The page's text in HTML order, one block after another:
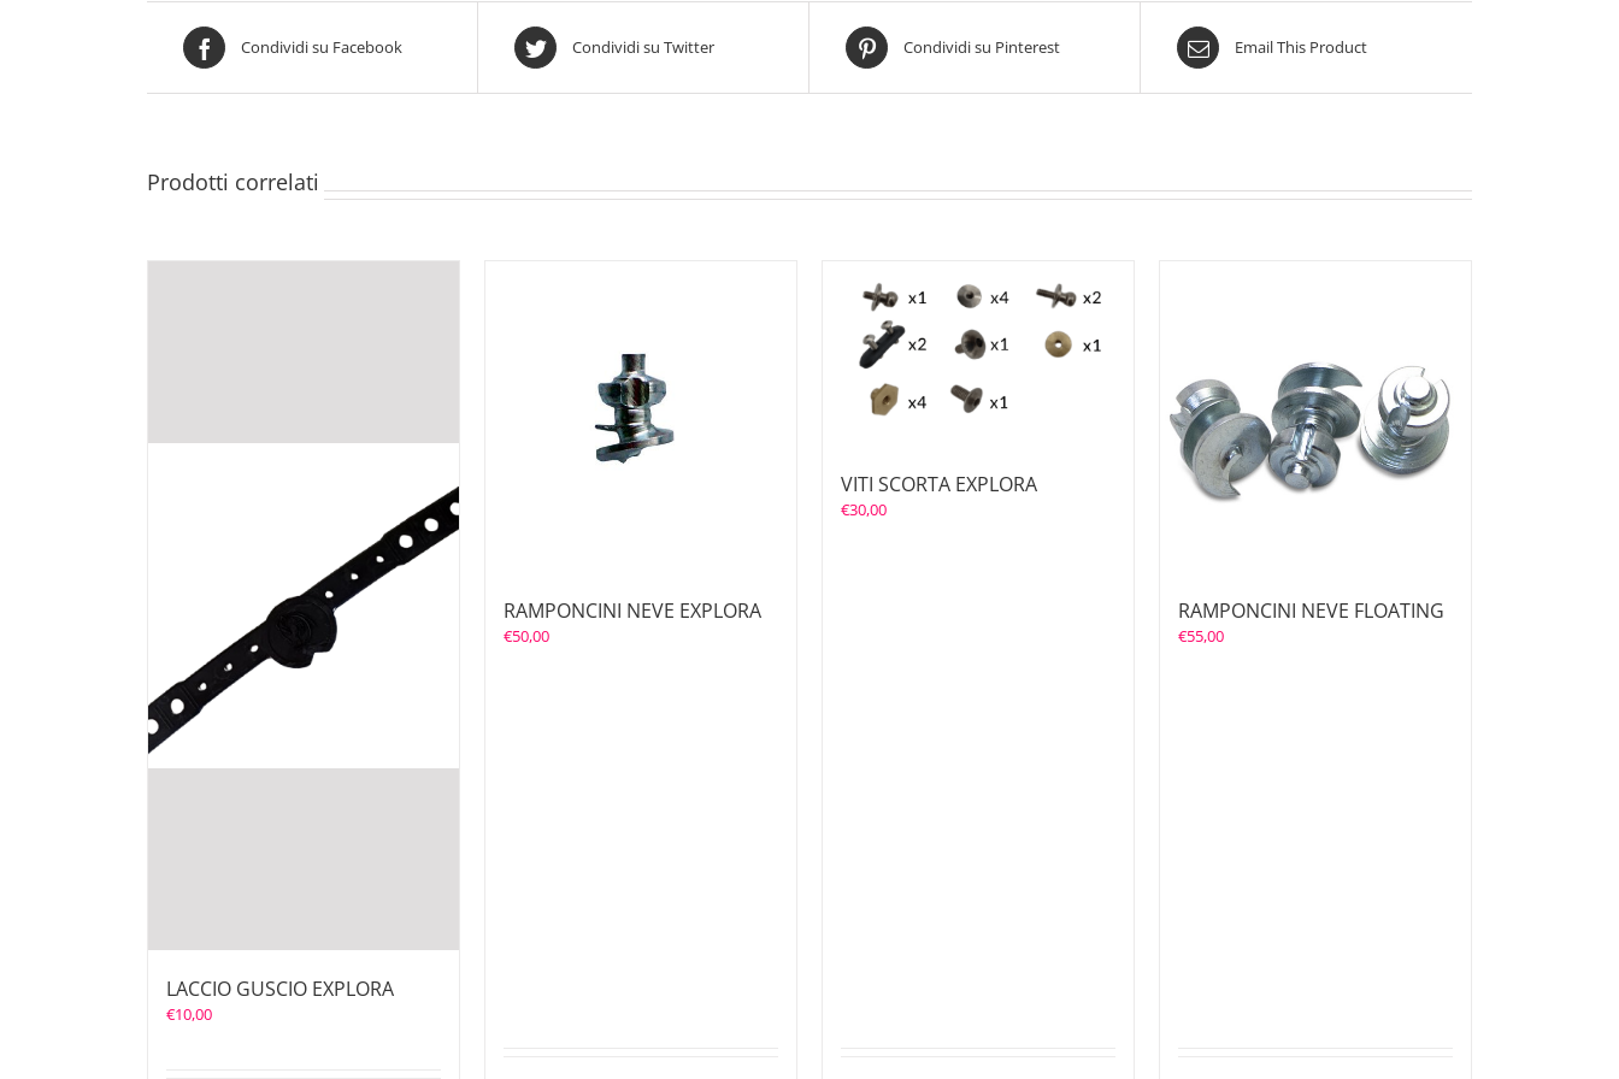
Condividi su Facebook Condividi su Twitter Condividi su Pinterest Email This Product
Prodotti correlati
LACCIO GUSCIO EXPLORA
€10,00
RAMPONCINI NEVE EXPLORA
€50,00
VITI SCORTA EXPLORA
€30,00
RAMPONCINI NEVE FLOATING
€55,00